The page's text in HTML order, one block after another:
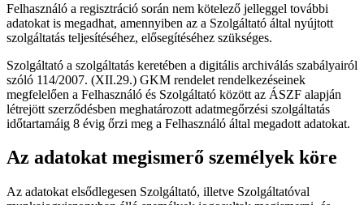
Felhasználó a regisztráció során nem kötelező jelleggel további
adatokat is megadhat, amennyiben az a Szolgáltató által nyújtott
szolgáltatás teljesítéséhez, elősegítéséhez szükséges.
Szolgáltató a szolgáltatás keretében a digitális archiválás szabályairól
szóló 114/2007. (XII.29.) GKM rendelet rendelkezéseinek
megfelelően a Felhasználó és Szolgáltató között az ÁSZF alapján
létrejött szerződésben meghatározott adatmegőrzési szolgáltatás
időtartamáig 8 évig őrzi meg a Felhasználó által megadott adatokat.
Az adatokat megismerő személyek köre
Az adatokat elsődlegesen Szolgáltató, illetve Szolgáltatóval